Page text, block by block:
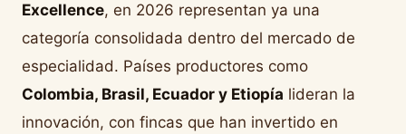
Excellence, en 2026 representan ya una
categoría consolidada dentro del mercado de
especialidad. Países productores como
Colombia, Brasil, Ecuador y Etiopía lideran la
innovación, con fincas que han invertido en